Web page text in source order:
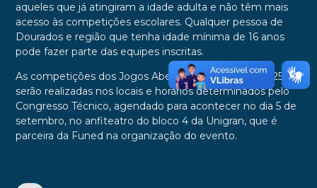
aqueles que já atingiram a idade adulta e não têm mais
acesso às competições escolares. Qualquer pessoa de
Dourados e região que tenha idade mínima de 16 anos
pode fazer parte das equipes inscritas.
As competições dos Jogos Abertos de Dourados/2025
serão realizadas nos locais e horários determinados pelo
Congresso Técnico, agendado para acontecer no dia 5 de
setembro, no anfiteatro do bloco 4 da Unigran, que é
parceira da Funed na organização do evento.